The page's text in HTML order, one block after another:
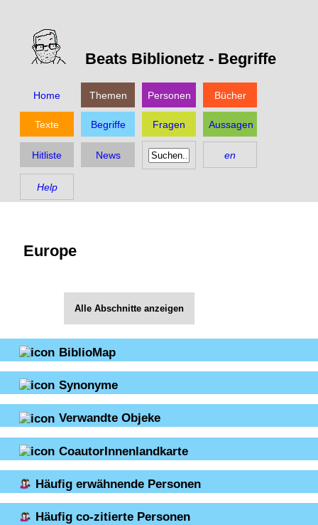
Beats Biblionetz - Begriffe
Home Themen Personen Bücher
Texte Begriffe Fragen Aussagen
Hitliste News en
Help
Europe
Alle Abschnitte anzeigen
BiblioMap
Synonyme
Verwandte Objeke
CoautorInnenlandkarte
Häufig erwähnende Personen
Häufig co-zitierte Personen